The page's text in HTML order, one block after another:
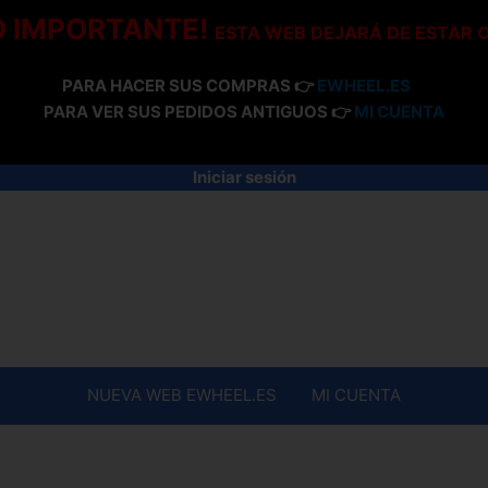
IMPORTANTE! ESTA WEB DEJARÁ DE ESTAR
PARA HACER SUS COMPRAS 👉 EWHEEL.ES
PARA VER SUS PEDIDOS ANTIGUOS 👉 MI CUENTA
Iniciar sesión
NUEVA WEB EWHEEL.ES MI CUENTA